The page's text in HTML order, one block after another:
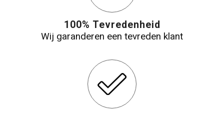
100% Tevredenheid
Wij garanderen een tevreden klant